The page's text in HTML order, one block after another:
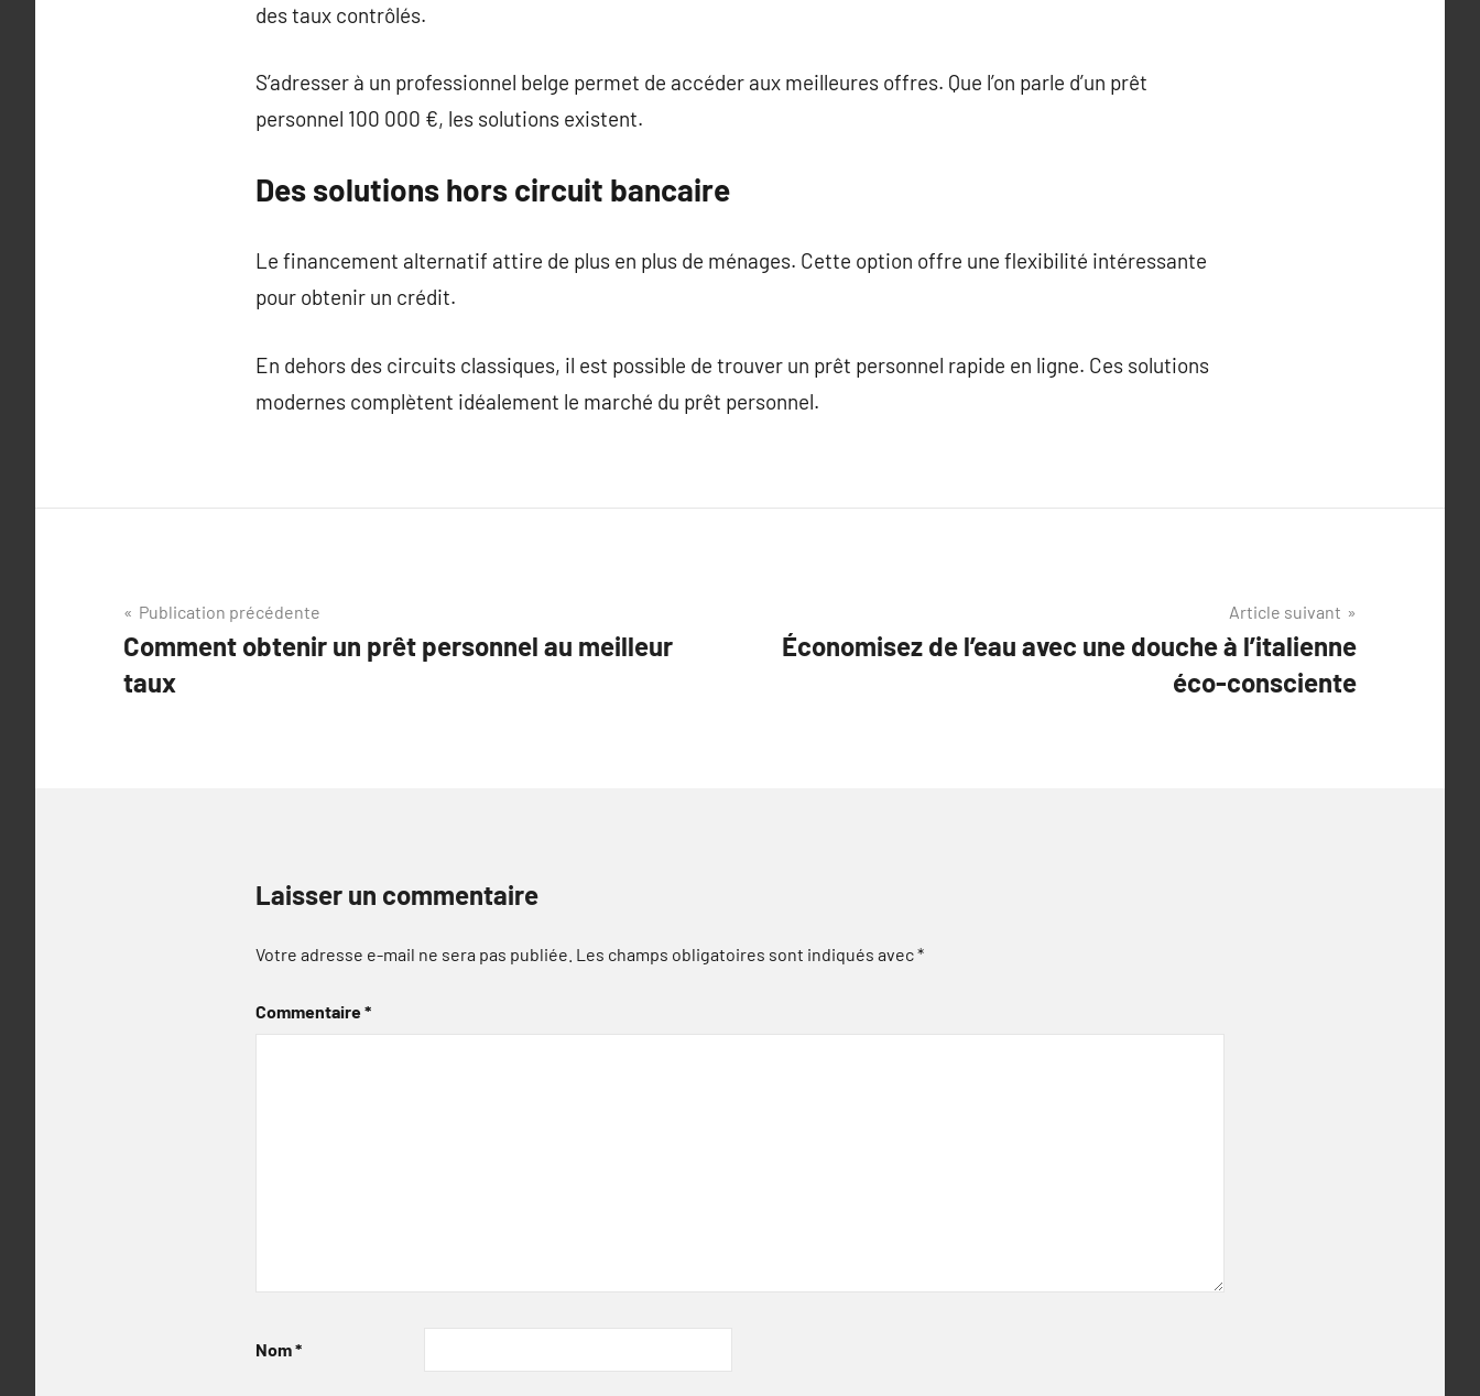
des taux contrôlés.
S’adresser à un professionnel belge permet de accéder aux meilleures offres. Que l’on parle d’un prêt
personnel 100 000 €, les solutions existent.
Des solutions hors circuit bancaire
Le financement alternatif attire de plus en plus de ménages. Cette option offre une flexibilité intéressante
pour obtenir un crédit.
En dehors des circuits classiques, il est possible de trouver un prêt personnel rapide en ligne. Ces solutions
modernes complètent idéalement le marché du prêt personnel.
Navigation
de
l’article
Publication précédente
Comment obtenir un prêt personnel au meilleur
taux
Article suivant
Économisez de l’eau avec une douche à l’italienne
éco-consciente
Laisser un commentaire
Votre adresse e-mail ne sera pas publiée. Les champs obligatoires sont indiqués avec*
Commentaire*
Nom*